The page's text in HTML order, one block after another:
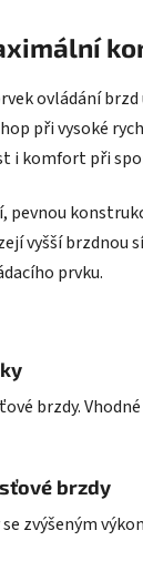
ovládání
při vysoké
i komfort při
vyšší brzdnou
prvku.
brzdy.
brzdy
zvýšeným